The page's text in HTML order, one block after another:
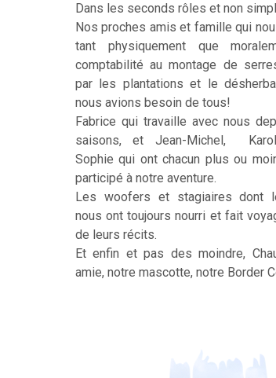
Dans les seconds rôles et non
Nos proches amis et famille qui
tant physiquement que
comptabilité au montage de
par les plantations et le
nous avions besoin de tous!
Fabrice qui travaille avec nous
saisons, et Jean-Michel,
Sophie qui ont chacun plus ou
participé à notre aventure.
Les woofers et stagiaires dont
nous ont toujours nourri et fait
de leurs récits.
Et enfin et pas des moindre,
amie, notre mascotte, notre Border